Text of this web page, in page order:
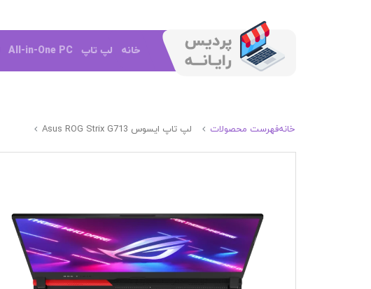
خانه لپ تاپ All-in-One PC
خانهفهرست محصولات لپ تاپ ایسوس Asus ROG Strix G713